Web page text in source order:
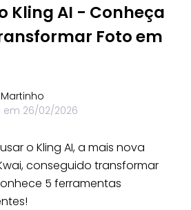
Kling AI - Conheça
Foto em
em 26/02/2026
o Kling AI, a mais nova
conseguido transformar
5 ferramentas